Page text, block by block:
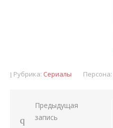
Рубрика: Сериалы Персона:
Навигация
Предыдущая
запись